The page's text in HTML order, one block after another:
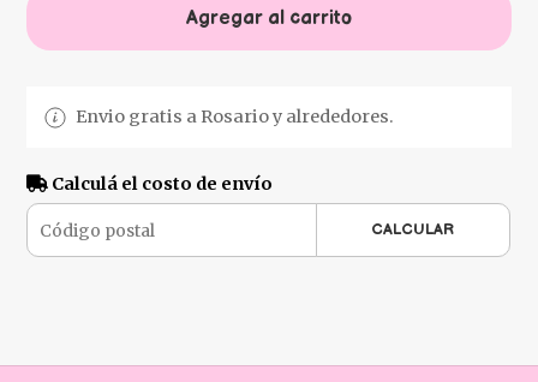
Agregar al carrito
Envio gratis a Rosario y alrededores.
Calculá el costo de envío
CALCULAR